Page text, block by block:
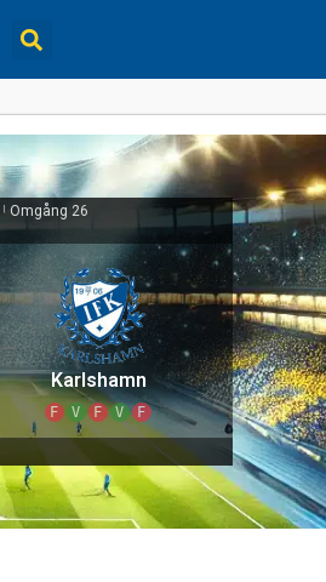
| Omgång 26
Karlshamn
F V F V F